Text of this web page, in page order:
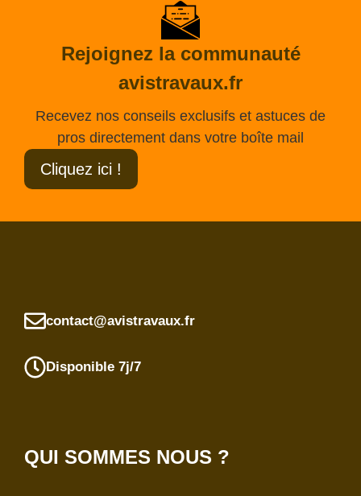
Rejoignez la communauté
avistravaux.fr
Recevez nos conseils exclusifs et astuces de
pros directement dans votre boîte mail
Cliquez ici !
contact@avistravaux.fr
Disponible 7j/7
QUI SOMMES NOUS ?